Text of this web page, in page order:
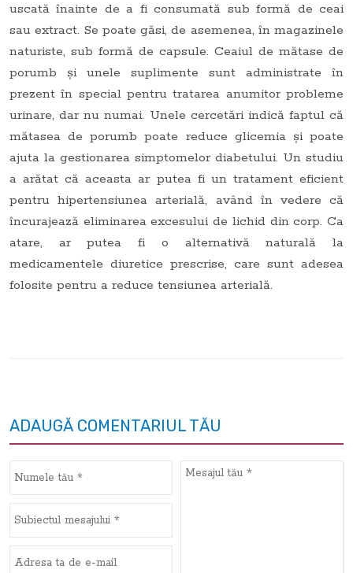
uscată înainte de a fi consumată sub formă de ceai
sau extract. Se poate găsi, de asemenea, în magazinele
naturiste, sub formă de capsule. Ceaiul de mătase de
porumb și unele suplimente sunt administrate în
prezent în special pentru tratarea anumitor probleme
urinare, dar nu numai. Unele cercetări indică faptul că
mătasea de porumb poate reduce glicemia și poate
ajuta la gestionarea simptomelor diabetului. Un studiu
a arătat că aceasta ar putea fi un tratament eficient
pentru hipertensiunea arterială, având în vedere că
încurajează eliminarea excesului de lichid din corp. Ca
atare, ar putea fi o alternativă naturală la
medicamentele diuretice prescrise, care sunt adesea
folosite pentru a reduce tensiunea arterială.
ADAUGĂ COMENTARIUL TĂU